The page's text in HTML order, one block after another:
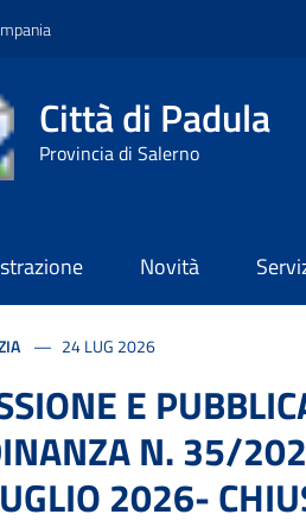
Città di Padula
Provincia di Salerno
Novità
evidenza
evidenza
24 LUG 2026
E
N. 35/
2026-